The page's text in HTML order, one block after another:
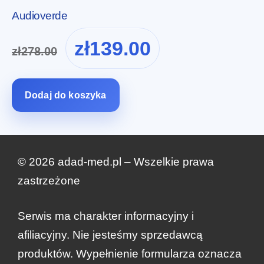
Audioverde
zł278.00
Pierwotna
cena
wynosiła:
zł139.00
cena
Dodaj do koszyka
© 2026 adad-med.pl – Wszelkie prawa
zastrzeżone
Serwis ma charakter informacyjny i
afiliacyjny. Nie jesteśmy sprzedawcą
produktów. Wypełnienie formularza oznacza
318.00
Pierwotna
cena
zł159.00Aktualna
cena
Zamów teraz